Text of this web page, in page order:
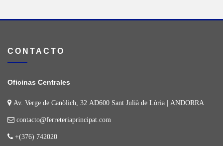
CONTACTO
Oficinas Centrales
Av. Verge de Canòlich, 32 AD600 Sant Julià de Lòria | ANDORRA
contacto@ferreteriaprincipat.com
+(376) 742020